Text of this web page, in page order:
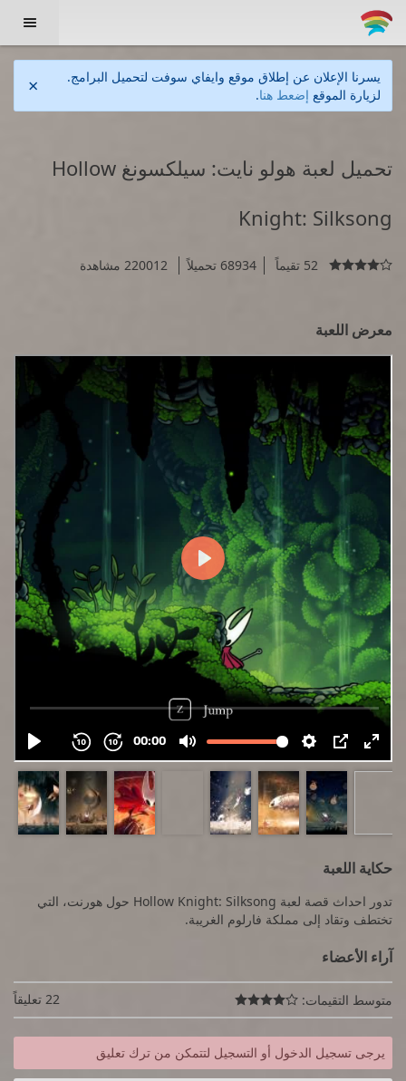

يسرنا الإعلان عن إطلاق موقع وايفاي سوفت لتحميل البرامج.
لزيارة الموقع إضعط هنا.
×
تحميل لعبة هولو نايت: سيلكسونغ Hollow
Knight: Silksong
 52 تقيماً 68934 تحميلاً 220012 مشاهدة
معرض اللعبة
حكاية اللعبة
تدور احداث قصة لعبة Hollow Knight: Silksong حول هورنت، التي
تختطف وتقاد إلى مملكة فارلوم الغريبة.
آراء الأعضاء
متوسط التقيمات:  22 تعليقاً
يرجى تسجيل الدخول أو التسجيل لتتمكن من ترك تعليق